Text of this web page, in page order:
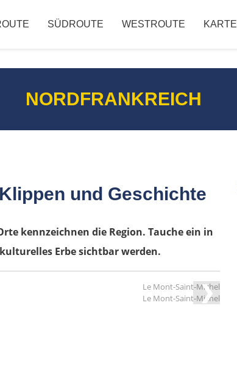
SÜDROUTE WESTROUTE KARTE
NORDFRANKREICH
und Geschichte
kennzeichnen die Region. Tauche ein in
Erbe sichtbar werden.
Le Mont-Saint-Michel
❯